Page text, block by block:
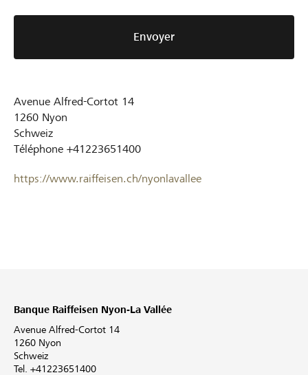
Envoyer
Avenue Alfred-Cortot 14
1260 Nyon
Schweiz
Téléphone +41223651400
https://www.raiffeisen.ch/nyonlavallee
Banque Raiffeisen Nyon-La Vallée
Avenue Alfred-Cortot 14
1260 Nyon
Schweiz
Tel. +41223651400